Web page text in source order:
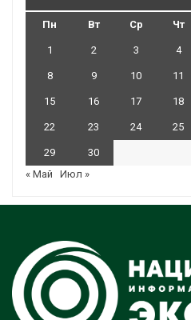
Пн Вт Ср Чт
1 2 3 4
8 9 10 11
15 16 17 18
22 23 24 25
29
30
« Май
Июл »